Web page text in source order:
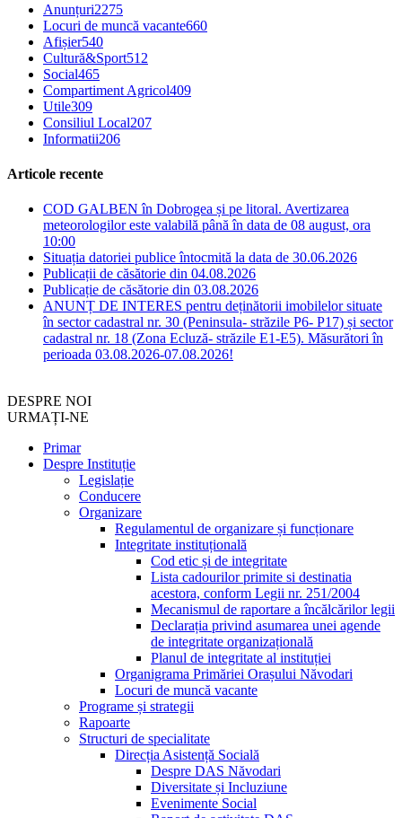
Anunțuri2275
Locuri de muncă vacante660
Afișier540
Cultură&Sport512
Social465
Compartiment Agricol409
Utile309
Consiliul Local207
Informatii206
Articole recente
COD GALBEN în Dobrogea și pe litoral. Avertizarea
meteorologilor este valabilă până în data de 08 august, ora
10:00
Situația datoriei publice întocmită la data de 30.06.2026
Publicații de căsătorie din 04.08.2026
Publicație de căsătorie din 03.08.2026
ANUNȚ DE INTERES pentru deținătorii imobilelor situate
în sector cadastral nr. 30 (Peninsula- străzile P6- P17) și sector
cadastral nr. 18 (Zona Ecluză- străzile E1-E5). Măsurători în
perioada 03.08.2026-07.08.2026!
DESPRE NOI
URMAȚI-NE
Primar
Despre Instituție
Legislație
Conducere
Organizare
Regulamentul de organizare și funcționare
Integritate instituțională
Cod etic și de integritate
Lista cadourilor primite si destinatia
acestora, conform Legii nr. 251/2004
Mecanismul de raportare a încălcărilor legii
Declarația privind asumarea unei agende
de integritate organizațională
Planul de integritate al instituției
Organigrama Primăriei Orașului Năvodari
Locuri de muncă vacante
Programe și strategii
Rapoarte
Structuri de specialitate
Direcția Asistență Socială
Despre DAS Năvodari
Diversitate și Incluziune
Evenimente Social